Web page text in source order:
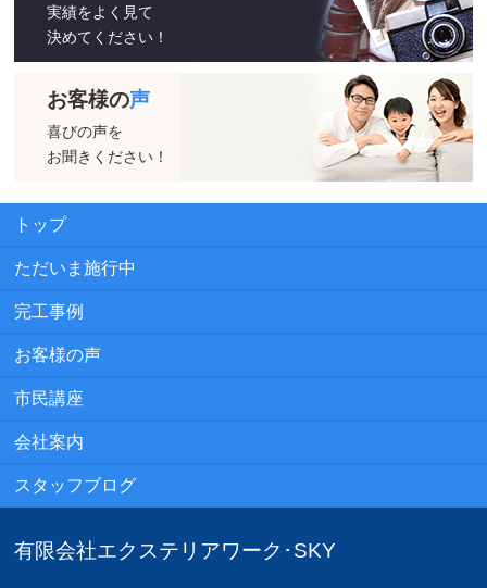
実績をよく見て
決めてください！
お客様の声
喜びの声を
お聞きください！
トップ
ただいま施行中
完工事例
お客様の声
市民講座
会社案内
スタッフブログ
有限会社エクステリアワーク･SKY